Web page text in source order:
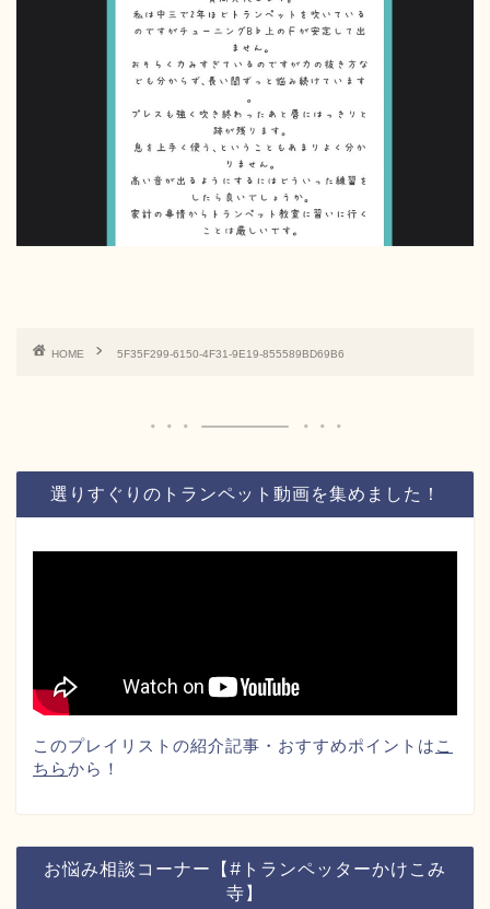
HOME 5F35F299-6150-4F31-9E19-855589BD69B6
選りすぐりのトランペット動画を集めました！
このプレイリストの紹介記事・おすすめポイントは こ
ちらから！
お悩み相談コーナー【#トランペッターかけこみ
寺】